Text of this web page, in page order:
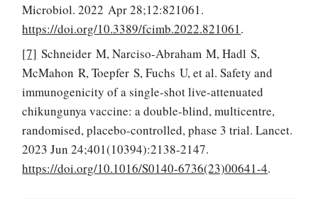
Microbiol. 2022 Apr 28;12:821061.
https://doi.org/10.3389/fcimb.2022.821061.
[7] Schneider M, Narciso-Abraham M, Hadl S,
McMahon R, Toepfer S, Fuchs U, et al. Safety and
immunogenicity of a single-shot live-attenuated
chikungunya vaccine: a double-blind, multicentre,
randomised, placebo-controlled, phase 3 trial. Lancet.
2023 Jun 24;401(10394):2138-2147.
https://doi.org/10.1016/S0140-6736(23)00641-4.